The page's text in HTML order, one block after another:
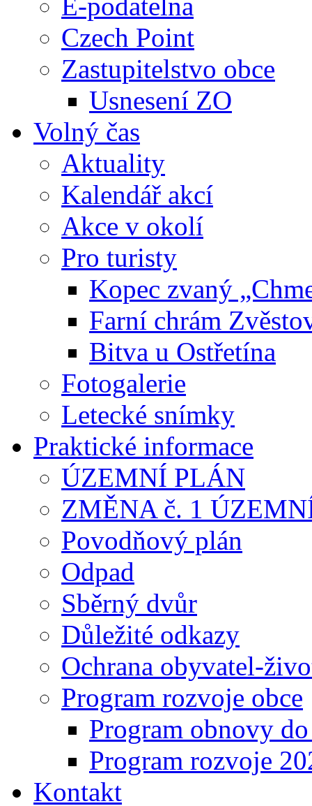
Czech Point
Zastupitelstvo obce
Usnesení ZO
Volný čas
Aktuality
Kalendář akcí
Akce v okolí
Pro turisty
Kopec zvaný
Farní chrám
Bitva u Ostřetína
Fotogalerie
Letecké snímky
Praktické informace
ÚZEMNÍ PLÁN
ZMĚNA č. 1
Povodňový plán
Odpad
Sběrný dvůr
Důležité odkazy
Ochrana obyvatel-
Program rozvoje obce
Program obnovy
Program rozvoje
Kontakt